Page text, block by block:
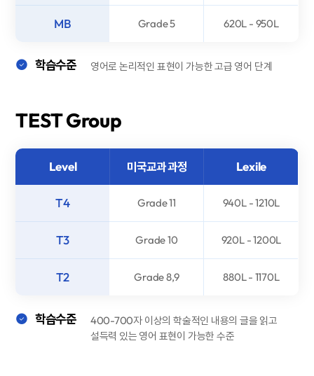
MB Grade 5 620L - 950L
학습수준 영어로 논리적인 표현이 가능한 고급 영어 단계
TESTGroup
Level 미국교과 과정 Lexile
T4 Grade 11 940L - 1210L
T3 Grade 10 920L - 1200L
T2 Grade 8,9 880L - 1170L
학습수준
400-700자 이상의 학술적인 내용의 글을 읽고
설득력 있는 영어 표현이 가능한 수준